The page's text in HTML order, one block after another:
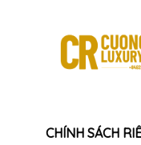
CHÍNH SÁCH